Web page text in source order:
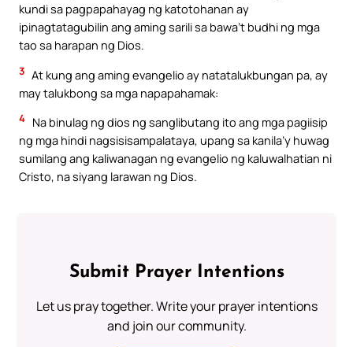
kundi sa pagpapahayag ng katotohanan ay
ipinagtatagubilin ang aming sarili sa bawa’t budhi ng mga
tao sa harapan ng Dios.
3 At kung ang aming evangelio ay natatalukbungan pa, ay
may talukbong sa mga napapahamak:
4 Na binulag ng dios ng sanglibutang ito ang mga pagiisip
ng mga hindi nagsisisampalataya, upang sa kanila’y huwag
sumilang ang kaliwanagan ng evangelio ng kaluwalhatian ni
Cristo, na siyang larawan ng Dios.
Submit Prayer Intentions
Let us pray together. Write your prayer intentions
and join our community.